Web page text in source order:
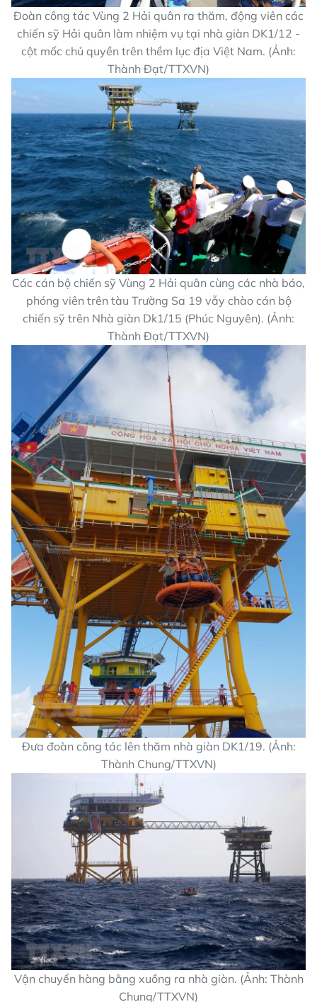
Đoàn công tác Vùng 2 Hải quân ra thăm, động viên các
chiến sỹ Hải quân làm nhiệm vụ tại nhà giàn DK1/12 -
cột mốc chủ quyền trên thềm lục địa Việt Nam. (Ảnh:
Thành Đạt/TTXVN)
Các cán bộ chiến sỹ Vùng 2 Hải quân cùng các nhà báo,
phóng viên trên tàu Trường Sa 19 vẫy chào cán bộ
chiến sỹ trên Nhà giàn Dk1/15 (Phúc Nguyên). (Ảnh:
Thành Đạt/TTXVN)
Đưa đoàn công tác lên thăm nhà giàn DK1/19. (Ảnh:
Thành Chung/TTXVN)
Vận chuyển hàng bằng xuồng ra nhà giàn. (Ảnh: Thành
Chung/TTXVN)